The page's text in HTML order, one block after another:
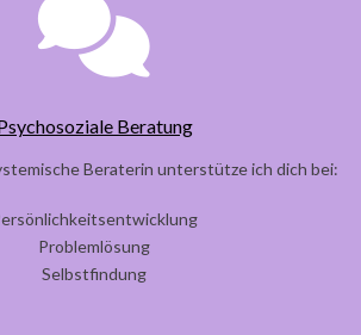
Beratung
Beraterin unterstütze ich dich bei:
Problemlösung
Selbstfindung